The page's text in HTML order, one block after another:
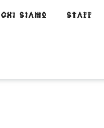
CHI SIAMO STAFF